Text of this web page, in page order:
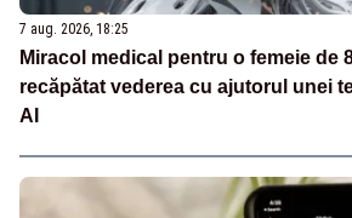
7 aug. 2026, 18:25
Miracol medical pentru o femeie de
recăpătat vederea cu ajutorul unei
AI